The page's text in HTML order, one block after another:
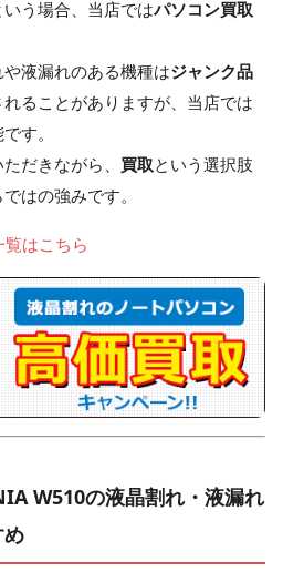
う場合、当店ではパソコン買取
液漏れのある機種はジャンク品
ることがありますが、当店では
す。
だきながら、 買取という選択肢
はの強みです。
はこちら
W510の液晶割れ・液漏れ